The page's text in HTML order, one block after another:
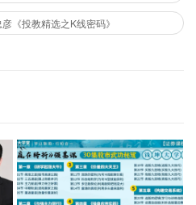
《投教精选之K线密码》